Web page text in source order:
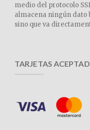
medio del protocolo
almacena ningún dato
sino que va
TARJETAS